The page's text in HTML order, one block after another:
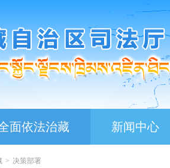
面依法治藏 新闻中心
> 决策部署